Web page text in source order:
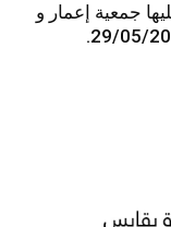
جمعية إعمار و